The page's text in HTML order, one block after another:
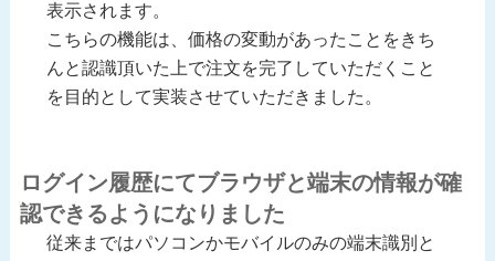
表示されます。
こちらの機能は、価格の変動があったことをきち
んと認識頂いた上で注文を完了していただくこと
を目的として実装させていただきました。
ログイン履歴にてブラウザと端末の情報が確
認できるようになりました
従来まではパソコンかモバイルのみの端末識別と